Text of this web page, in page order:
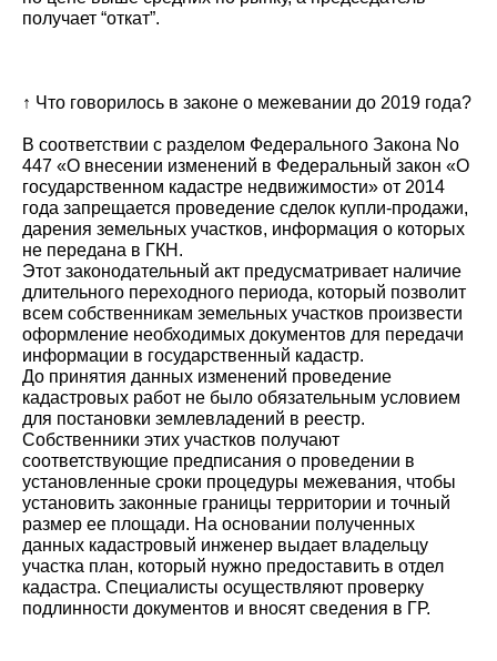
получает “откат”.
↑ Что говорилось в законе о межевании до 2019 года?
В соответствии с разделом Федерального Закона No
447 «О внесении изменений в Федеральный закон «О
государственном кадастре недвижимости» от 2014
года запрещается проведение сделок купли-продажи,
дарения земельных участков, информация о которых
не передана в ГКН.
Этот законодательный акт предусматривает наличие
длительного переходного периода, который позволит
всем собственникам земельных участков произвести
оформление необходимых документов для передачи
информации в государственный кадастр.
До принятия данных изменений проведение
кадастровых работ не было обязательным условием
для постановки землевладений в реестр.
Собственники этих участков получают
соответствующие предписания о проведении в
установленные сроки процедуры межевания, чтобы
установить законные границы территории и точный
размер ее площади. На основании полученных
данных кадастровый инженер выдает владельцу
участка план, который нужно предоставить в отдел
кадастра. Специалисты осуществляют проверку
подлинности документов и вносят сведения в ГР.